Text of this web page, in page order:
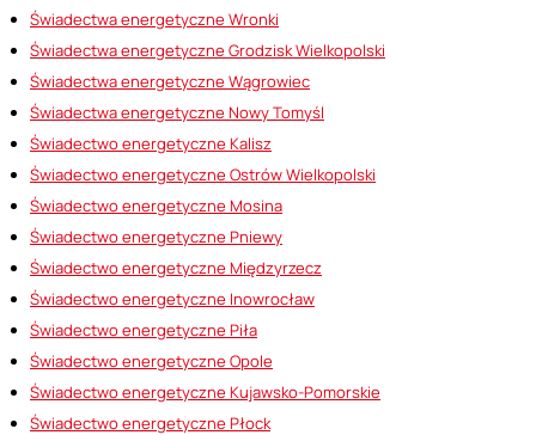
Świadectwa energetyczne Wronki
Świadectwa energetyczne Grodzisk Wielkopolski
Świadectwa energetyczne Wągrowiec
Świadectwa energetyczne Nowy Tomyśl
Świadectwo energetyczne Kalisz
Świadectwo energetyczne Ostrów Wielkopolski
Świadectwo energetyczne Mosina
Świadectwo energetyczne Pniewy
Świadectwo energetyczne Międzyrzecz
Świadectwo energetyczne Inowrocław
Świadectwo energetyczne Piła
Świadectwo energetyczne Opole
Świadectwo energetyczne Kujawsko-Pomorskie
Świadectwo energetyczne Płock